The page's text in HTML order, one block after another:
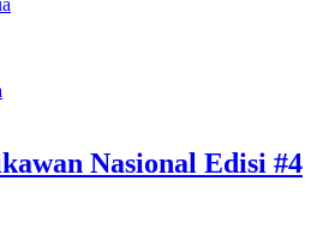
Nasional Edisi #4